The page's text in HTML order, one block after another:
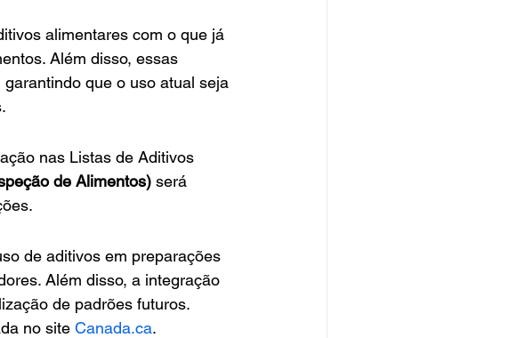
alimentares com o que já
Além disso, essas
que o uso atual seja
nas Listas de Aditivos
de Alimentos) será
de aditivos em preparações
Além disso, a integração
de padrões futuros.
no site Canada.ca.